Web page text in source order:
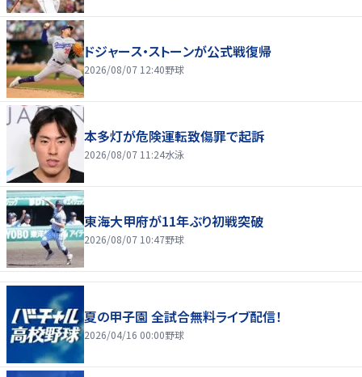
ドジャース・ストーンが公式戦復帰
2026/08/07 12:40野球
本多灯が危険運転致傷罪で起訴
2026/08/07 11:24水泳
東海大甲府が11年ぶり初戦突破
2026/08/07 10:47野球
夏の甲子園 全試合無料ライブ配信！
2026/04/16 00:00野球